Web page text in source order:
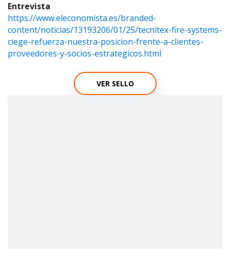
Entrevista
https://www.eleconomista.es/branded-
content/noticias/13193206/01/25/tecnitex-fire-systems-
ciege-refuerza-nuestra-posicion-frente-a-clientes-
proveedores-y-socios-estrategicos.html
VER SELLO